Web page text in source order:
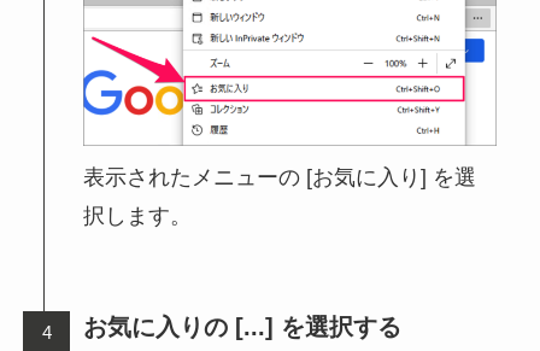
表示されたメニューの [お気に入り] を選
択します。
お気に入りの [...] を選択する